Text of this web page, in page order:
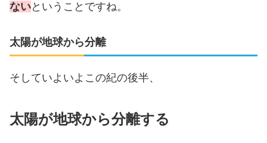
ないということですね。
太陽が地球から分離
そしていよいよこの紀の後半、
太陽が地球から分離する